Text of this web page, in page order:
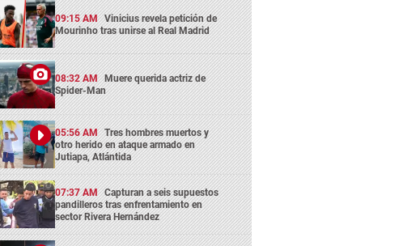
09:15 AM Vinicius revela petición de
Mourinho tras unirse al Real Madrid
08:32 AM Muere querida actriz de
Spider-Man
05:56 AM Tres hombres muertos y
otro herido en ataque armado en
Jutiapa, Atlántida
07:37 AM Capturan a seis supuestos
pandilleros tras enfrentamiento en
sector Rivera Hernández